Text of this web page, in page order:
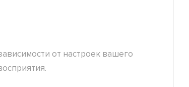
от настроек вашего